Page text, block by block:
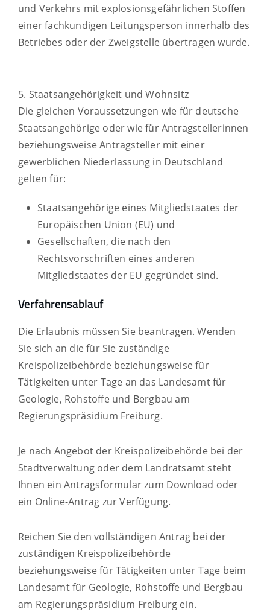
und Verkehrs mit explosionsgefährlichen Stoffen
einer fachkundigen Leitungsperson innerhalb des
Betriebes oder der Zweigstelle übertragen wurde.
5. Staatsangehörigkeit und Wohnsitz
Die gleichen Voraussetzungen wie für deutsche
Staatsangehörige oder wie für Antragstellerinnen
beziehungsweise Antragsteller mit einer
gewerblichen Niederlassung in Deutschland
gelten für:
Staatsangehörige eines Mitgliedstaates der
Europäischen Union (EU) und
Gesellschaften, die nach den
Rechtsvorschriften eines anderen
Mitgliedstaates der EU gegründet sind.
Verfahrensablauf
Die Erlaubnis müssen Sie beantragen. Wenden
Sie sich an die für Sie zuständige
Kreispolizeibehörde beziehungsweise für
Tätigkeiten unter Tage an das Landesamt für
Geologie, Rohstoffe und Bergbau am
Regierungspräsidium Freiburg.
Je nach Angebot der Kreispolizeibehörde bei der
Stadtverwaltung oder dem Landratsamt steht
Ihnen ein Antragsformular zum Download oder
ein Online-Antrag zur Verfügung.
Reichen Sie den vollständigen Antrag bei der
zuständigen Kreispolizeibehörde
beziehungsweise für Tätigkeiten unter Tage beim
Landesamt für Geologie, Rohstoffe und Bergbau
am Regierungspräsidium Freiburg ein.